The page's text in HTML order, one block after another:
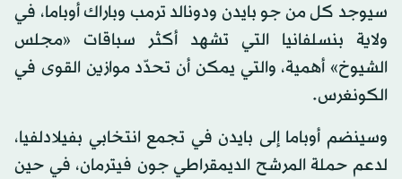
سيوجد كل من جو بايدن ودونالد ترمب وباراك أوباما، في
ولاية بنسلفانيا التي تشهد أكثر سباقات «مجلس
الشيوخ» أهمية، والتي يمكن أن تحدّد موازين القوى في
الكونغرس.
وسينضم أوباما إلى بايدن في تجمع انتخابي بفيلادلفيا،
لدعم حملة المرشح الديمقراطي جون فيترمان، في حين